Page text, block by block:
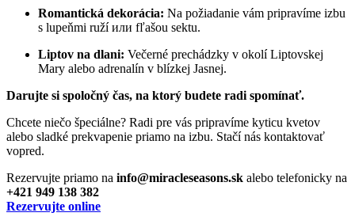
Romantická dekorácia: Na požiadanie vám pripravíme izbu
s lupeňmi ruží или fľašou sektu.
Liptov na dlani: Večerné prechádzky v okolí Liptovskej
Mary alebo adrenalín v blízkej Jasnej.
Darujte si spoločný čas, na ktorý budete radi spomínať.
Chcete niečo špeciálne? Radi pre vás pripravíme kyticu kvetov
alebo sladké prekvapenie priamo na izbu. Stačí nás kontaktovať
vopred.
Rezervujte priamo na info@miracleseasons.sk alebo telefonicky na
+421 949 138 382
Rezervujte online